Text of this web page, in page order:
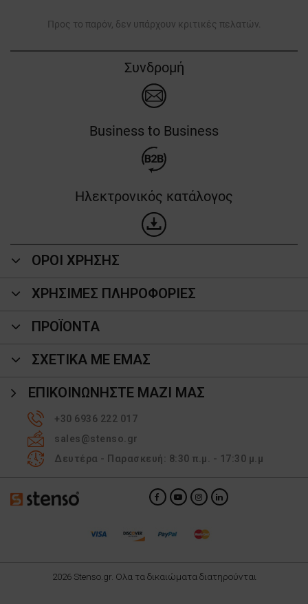
Προς το παρόν, δεν υπάρχουν κριτικές πελατών.
Συνδρομή
Business to Business
Ηλεκτρονικός κατάλογος
ΟΡΟΙ ΧΡΗΣΗΣ
ΧΡΗΣΙΜΕΣ ΠΛΗΡΟΦΟΡΙΕΣ
ΠΡΟΪΌΝΤΑ
ΣΧΕΤΙΚΑ ΜΕ ΕΜΑΣ
ΕΠΙΚΟΙΝΩΝΉΣΤΕ ΜΑΖΊ ΜΑΣ
+30 6936 222 017
sales@stenso.gr
Δευτέρα - Παρασκευή: 8:30 π.μ. - 17:30 μ.μ
2026 Stenso.gr. Ολα τα δικαιώματα διατηρούνται